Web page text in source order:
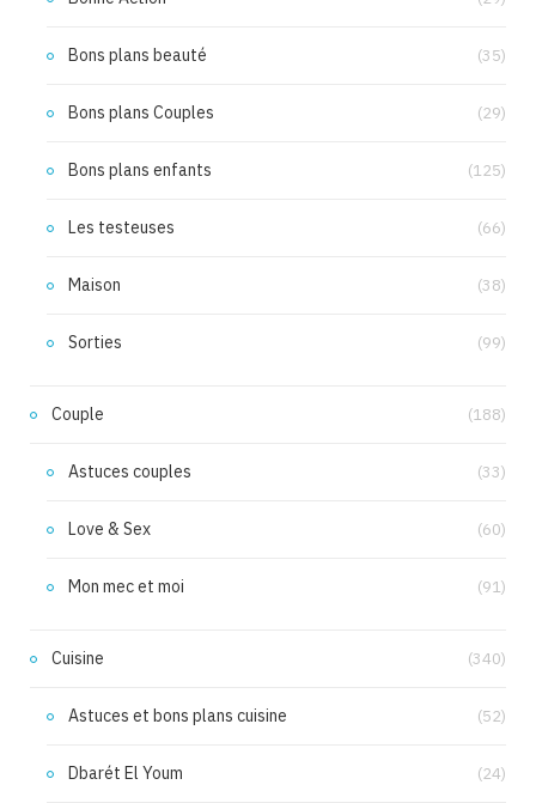
Bons plans beauté (35)
Bons plans Couples (29)
Bons plans enfants (125)
Les testeuses (66)
Maison (38)
Sorties (99)
Couple (188)
Astuces couples (33)
Love & Sex (60)
Mon mec et moi (91)
Cuisine (340)
Astuces et bons plans cuisine (52)
Dbarét El Youm (24)